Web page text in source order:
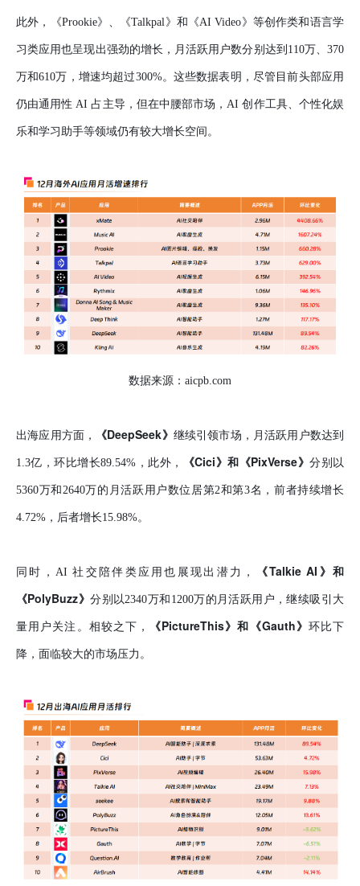
此外，《Prookie》、《Talkpal》和《AI Video》等创作类和语言学
习类应用也呈现出强劲的增长，月活跃用户数分别达到110万、370
万和610万，增速均超过300%。这些数据表明，尽管目前头部应用
仍由通用性 AI 占主导，但在中腰部市场，AI 创作工具、个性化娱
乐和学习助手等领域仍有较大增长空间。
数据来源：aicpb.com
出海应用方面， 《DeepSeek》 继续引领市场，月活跃用户数达到
1.3亿，环比增长89.54%，此外， 《Cici》和《PixVerse》分别以
5360万和2640万的月活跃用户数位居第2和第3名，前者持续增长
4.72%，后者增长15.98%。
同时，AI 社交陪伴类应用也展现出潜力，
《Talkie AI》和
《PolyBuzz》分别以2340万和1200万的月活跃用户，继续吸引大
量用户关注。相较之下， 《PictureThis》和《Gauth》 环比下
降，面临较大的市场压力。